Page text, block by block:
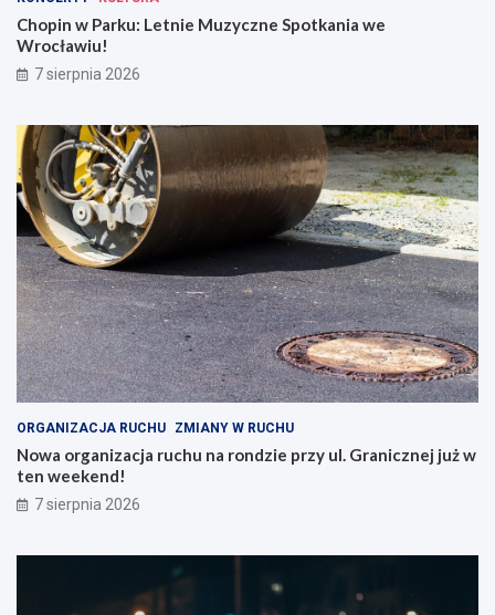
Chopin w Parku: Letnie Muzyczne Spotkania we
Wrocławiu!
7 sierpnia 2026
ORGANIZACJA RUCHU ZMIANY W RUCHU
Nowa organizacja ruchu na rondzie przy ul. Granicznej już w
ten weekend!
7 sierpnia 2026